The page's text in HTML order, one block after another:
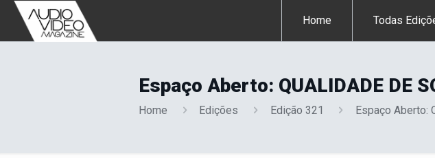
Home Todas
Espaço Aberto: QUALIDADE DE
Home Edições Edição 321 Espaço Aberto: